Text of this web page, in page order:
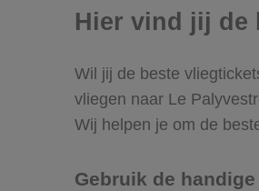
Hier vind jij de
Wil jij de beste
vliegen naar Le
Wij helpen je om de
Gebruik de